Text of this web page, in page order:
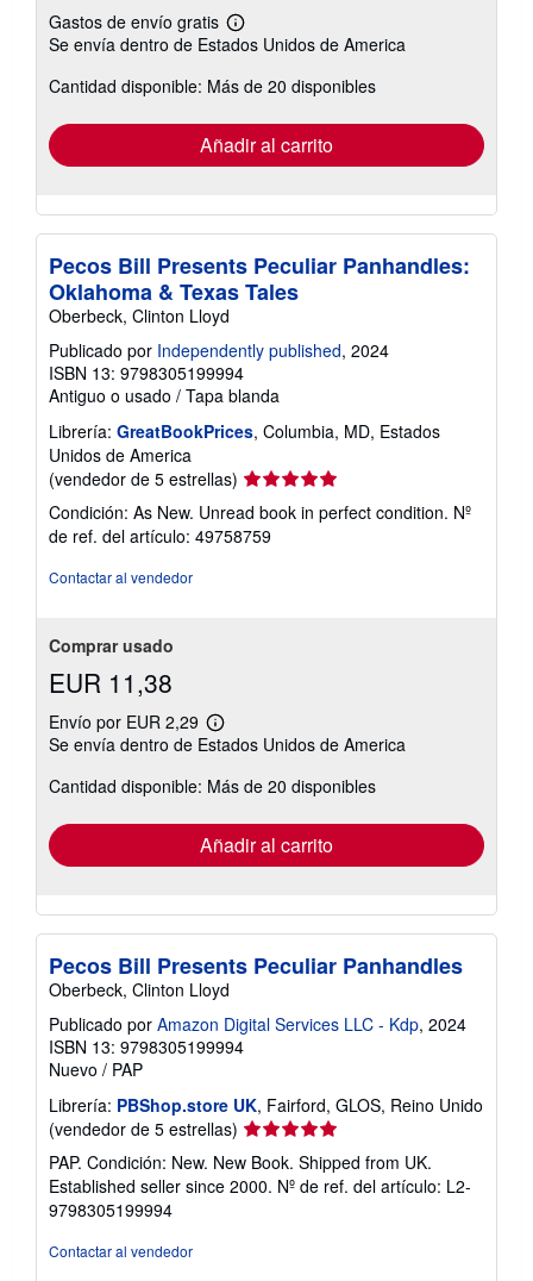
Gastos de envío gratis
Más
información
las
envío
Se envía dentro de Estados Unidos de America
Cantidad disponible: Más de 20 disponibles
Añadir al carrito
Pecos Bill Presents Peculiar Panhandles:
Oklahoma & Texas Tales
Oberbeck, Clinton Lloyd
Publicado por Independently published, 2024
ISBN 13: 9798305199994
Antiguo o usado / Tapa blanda
Librería: GreatBookPrices, Columbia, MD, Estados
Unidos de America
(vendedor de 5 estrellas) Calificación
del
vendedor:
5
Condición: As New. Unread book in perfect condition. Nº
de ref. del artículo: 49758759
Contactar al vendedor
Comprar usado
EUR 11,38
Envío por EUR 2,29
Más
información
las
envío
Se envía dentro de Estados Unidos de America
Cantidad disponible: Más de 20 disponibles
Añadir al carrito
Pecos Bill Presents Peculiar Panhandles
Oberbeck, Clinton Lloyd
Publicado por Amazon Digital Services LLC - Kdp, 2024
ISBN 13: 9798305199994
Nuevo / PAP
Librería: PBShop.store UK, Fairford, GLOS, Reino Unido
(vendedor de 5 estrellas) Calificación
del
vendedor:
5
PAP. Condición: New. New Book. Shipped from UK.
Established seller since 2000. Nº de ref. del artículo: L2-
9798305199994
Contactar al vendedor